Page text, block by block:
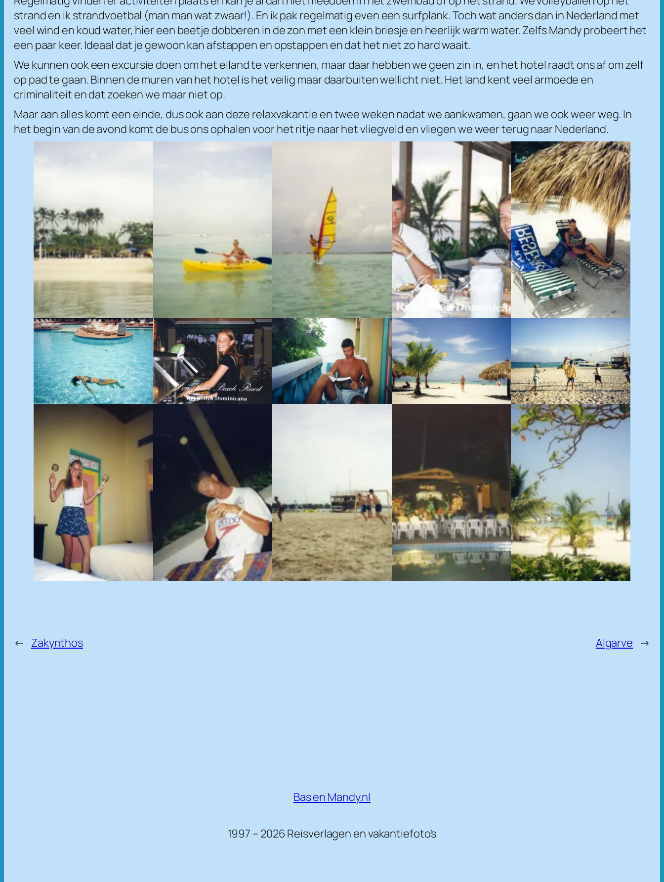
strand en ik strandvoetbal (man man wat zwaar!). En ik pak regelmatig even een surfplank. Toch wat anders dan in Nederland met
veel wind en koud water, hier een beetje dobberen in de zon met een klein briesje en heerlijk warm water. Zelfs Mandy probeert het
een paar keer. Ideaal dat je gewoon kan afstappen en opstappen en dat het niet zo hard waait.
We kunnen ook een excursie doen om het eiland te verkennen, maar daar hebben we geen zin in, en het hotel raadt ons af om zelf
op pad te gaan. Binnen de muren van het hotel is het veilig maar daarbuiten wellicht niet. Het land kent veel armoede en
criminaliteit en dat zoeken we maar niet op.
Maar aan alles komt een einde, dus ook aan deze relaxvakantie en twee weken nadat we aankwamen, gaan we ook weer weg. In
het begin van de avond komt de bus ons ophalen voor het ritje naar het vliegveld en vliegen we weer terug naar Nederland.
← Zakynthos Algarve →
Bas en Mandy.nl
1997 – 2026 Reisverlagen en vakantiefoto's